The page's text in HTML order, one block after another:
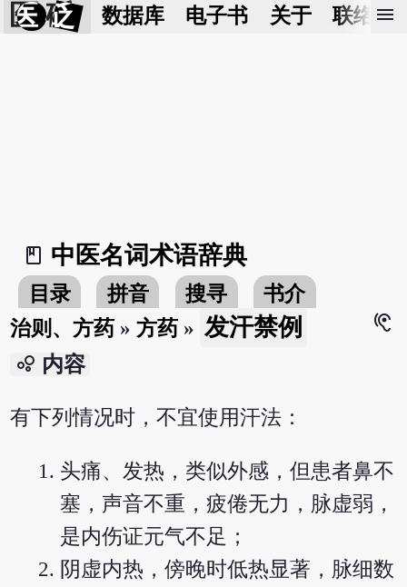
医 砭 数据库 电子书 关于 联络我
menu
book_2
中医名词术语辞典
目录 拼音 搜寻
书介
治则、方药 »方药 » 发汗禁例
hearing
bubble_chart 内容
有下列情况时，不宜使用汗法：
头痛、发热，类似外感，但患者鼻不
塞，声音不重，疲倦无力，脉虚弱，
是内伤证元气不足；
阴虚内热，傍晚时低热显著，脉细数